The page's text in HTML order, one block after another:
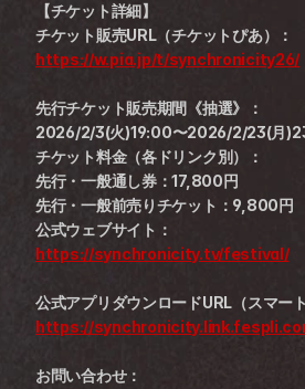
【チケット詳細】
チケット販売URL（チケットぴあ）：
https://w.pia.jp/t/synchronicity26/
先行チケット販売期間《抽選》：
2026/2/3(火)19:00〜2026/2/23(月
チケット料金（各ドリンク別）：
先行・一般通し券：17,800円
先行・一般前売りチケット：9,800円
公式ウェブサイト：
https://synchronicity.tv/festival/
公式アプリダウンロードURL（スマー
https://
お問い合わせ：